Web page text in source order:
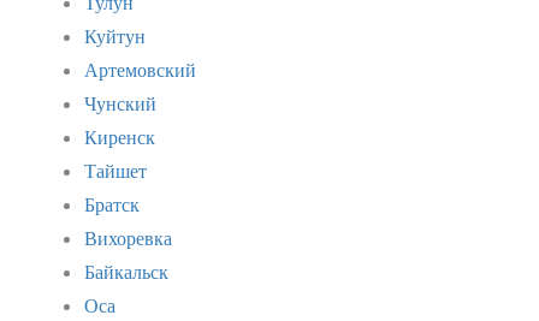
Куйтун
Артемовский
Чунский
Киренск
Тайшет
Братск
Вихоревка
Байкальск
Оса